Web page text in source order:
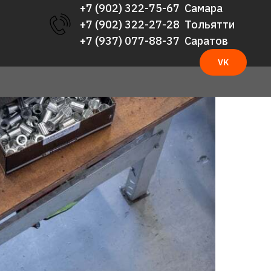
+7 (902) 322-75-67 Самара
+7 (902) 322-27-28 Тольятти
+7 (937) 077-88-37 Саратов
VK